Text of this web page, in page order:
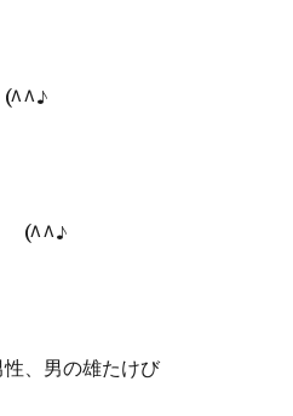
(^^♪
、男の雄たけび